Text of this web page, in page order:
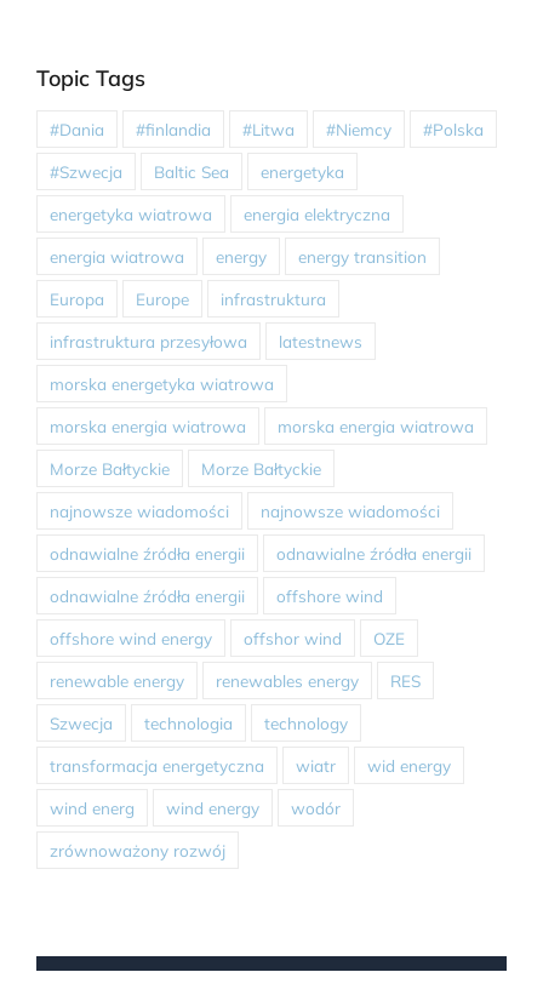
Topic Tags
#Dania #finlandia #Litwa #Niemcy #Polska
#Szwecja Baltic Sea energetyka
energetyka wiatrowa energia elektryczna
energia wiatrowa energy energy transition
Europa Europe infrastruktura
infrastruktura przesyłowa latestnews
morska energetyka wiatrowa
morska energia wiatrowa morska energia wiatrowa
Morze Bałtyckie Morze Bałtyckie
najnowsze wiadomości najnowsze wiadomości
odnawialne źródła energii odnawialne źródła energii
odnawialne źródła energii offshore wind
offshore wind energy offshor wind OZE
renewable energy renewables energy RES
Szwecja technologia technology
transformacja energetyczna wiatr wid energy
wind energ wind energy wodór
zrównoważony rozwój